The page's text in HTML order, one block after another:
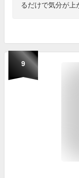
るだけで気分が上
9